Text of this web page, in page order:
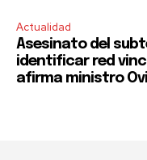
Actualidad
Asesinato del
identificar red
afirma ministro